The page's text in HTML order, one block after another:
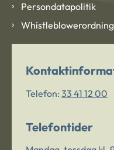
Persondatapolitik
Whistleblowerordning
Telefon: 33 41 12 00
Telefontider